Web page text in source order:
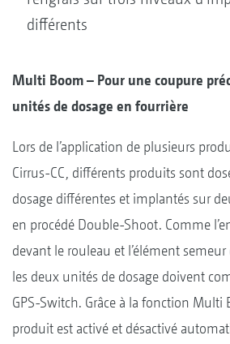
différents
Multi Boom – Pour une coupure
unités de dosage en fourrière
Lors de l’application de plusieurs
Cirrus-CC, différents produits sont
dosage différentes et implantés sur
en procédé Double-Shoot. Comme
devant le rouleau et l’élément semeur
les deux unités de dosage doivent
GPS-Switch. Grâce à la fonction Multi
produit est activé et désactivé